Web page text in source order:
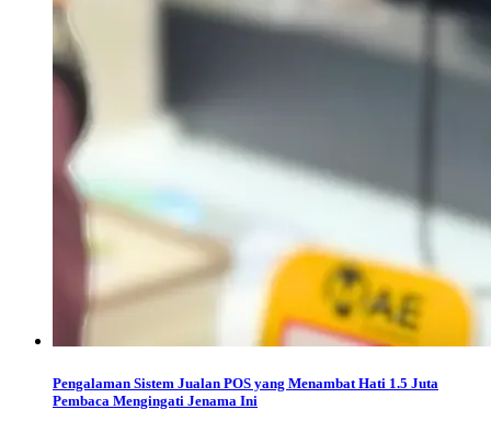
Pengalaman Sistem Jualan POS yang Menambat Hati 1.5 Juta
Pembaca Mengingati Jenama Ini